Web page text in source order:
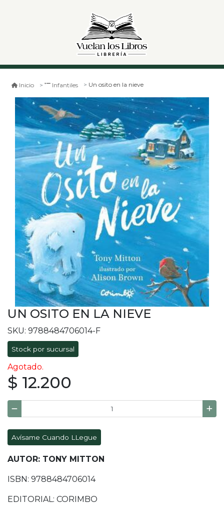
Inicio Infantiles Un osito en la nieve
UN OSITO EN LA NIEVE
SKU: 9788484706014-F
Stock por sucursal
Agotado.
$ 12.200
Avísame Cuando LLegue
AUTOR: TONY MITTON
ISBN: 9788484706014
EDITORIAL: CORIMBO